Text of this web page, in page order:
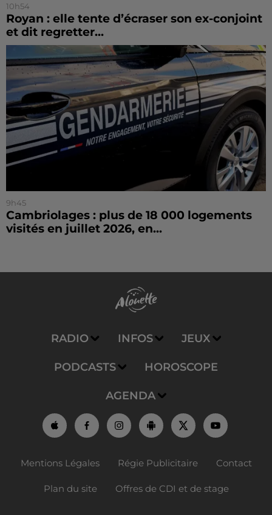
10h54
Royan : elle tente d’écraser son ex-conjoint
et dit regretter...
9h45
Cambriolages : plus de 18 000 logements
visités en juillet 2026, en...
RADIO INFOS JEUX
PODCASTS HOROSCOPE
AGENDA
Mentions Légales Régie Publicitaire Contact
Plan du site Offres de CDI et de stage